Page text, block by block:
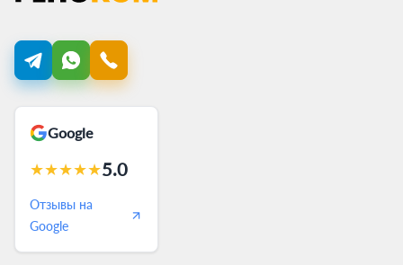
Google
★★★★★5.0
Отзывы на
Google